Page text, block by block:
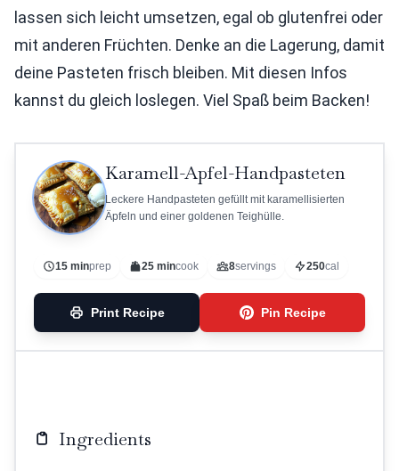
lassen sich leicht umsetzen, egal ob glutenfrei oder
mit anderen Früchten. Denke an die Lagerung, damit
deine Pasteten frisch bleiben. Mit diesen Infos
kannst du gleich loslegen. Viel Spaß beim Backen!
Karamell-Apfel-Handpasteten
Leckere Handpasteten gefüllt mit karamellisierten
Äpfeln und einer goldenen Teighülle.
15 minprep 25 mincook 8servings 250cal
Print Recipe Pin Recipe
Ingredients